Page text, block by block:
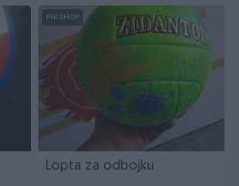
PIK SHOP
Lopta za odbojku